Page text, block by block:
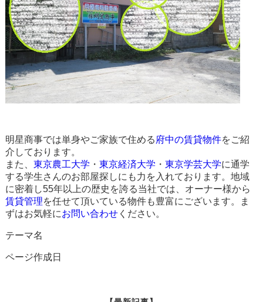
明星商事では単身やご家族で住める 府中の賃貸物件をご紹
介しております。
また、 東京農工大学 ・ 東京経済大学 ・ 東京学芸大学に通学
する学生さんのお部屋探しにも力を入れております。地域
に密着し55年以上の歴史を誇る当社では、オーナー様から
賃貸管理を任せて頂いている物件も豊富にございます。ま
ずはお気軽にお問い合わせください。
テーマ名
ページ作成日